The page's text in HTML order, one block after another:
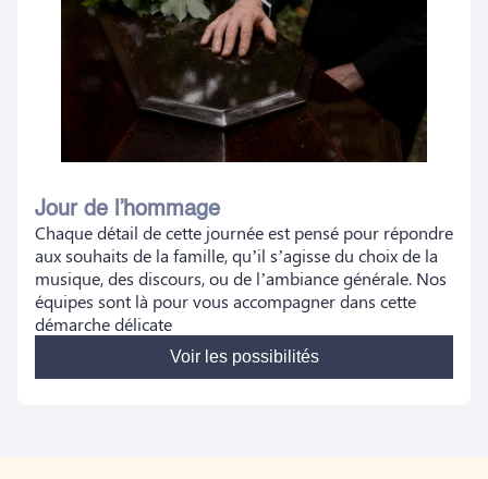
Jour de l’hommage
Chaque détail de cette journée est pensé pour répondre
aux souhaits de la famille, qu’il s’agisse du choix de la
musique, des discours, ou de l’ambiance générale. Nos
équipes sont là pour vous accompagner dans cette
démarche délicate
Voir les possibilités